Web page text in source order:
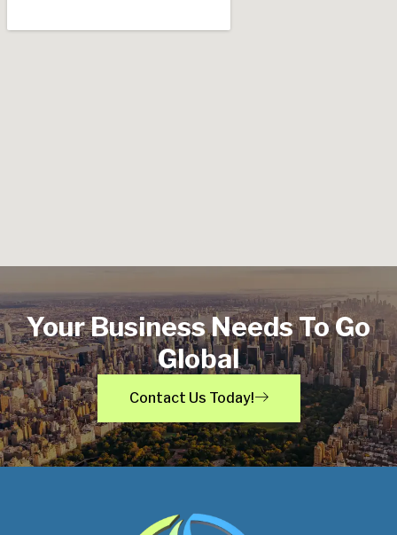
Your Business Needs To Go
Global
Contact Us Today!